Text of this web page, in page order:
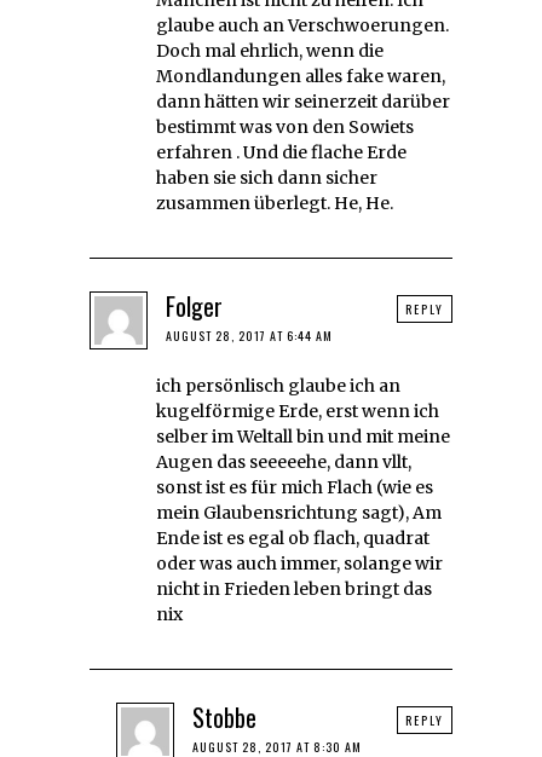
glaube auch an Verschwoerungen.
Doch mal ehrlich, wenn die
Mondlandungen alles fake waren,
dann hätten wir seinerzeit darüber
bestimmt was von den Sowiets
erfahren . Und die flache Erde
haben sie sich dann sicher
zusammen überlegt. He, He.
Folger
AUGUST 28, 2017 AT 6:44 AM
ich persönlisch glaube ich an
kugelförmige Erde, erst wenn ich
selber im Weltall bin und mit meine
Augen das seeeeehe, dann vllt,
sonst ist es für mich Flach (wie es
mein Glaubensrichtung sagt), Am
Ende ist es egal ob flach, quadrat
oder was auch immer, solange wir
nicht in Frieden leben bringt das
nix
REPLY
Stobbe
AUGUST 28, 2017 AT 8:30 AM
REPLY